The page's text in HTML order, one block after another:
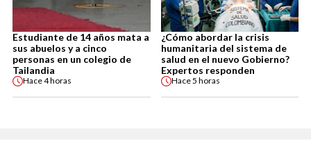
Estudiante de 14 años mata a
sus abuelos y a cinco
personas en un colegio de
Tailandia
Hace4 horas
¿Cómo abordar la crisis
humanitaria del sistema de
salud en el nuevo Gobierno?
Expertos responden
Hace5 horas